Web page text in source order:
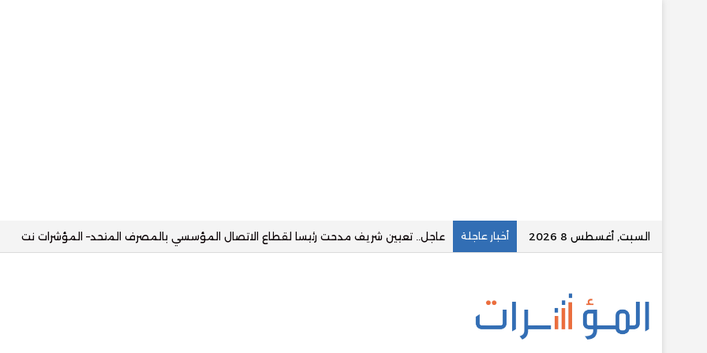
السبت, أغسطس 8 2026 أخبار عاجلة قسطلي توقع تسهيلا ائتمانيا مع البنك الأهلي وتستهدف محفظة تمويلية بقيمة 2.5 مليار جنيه– المؤشرات نت